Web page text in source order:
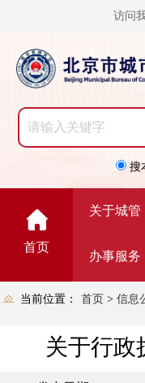
访问
搜
首页
关于城管
办事服务
当前位置： 首页 > 信息
关于行政